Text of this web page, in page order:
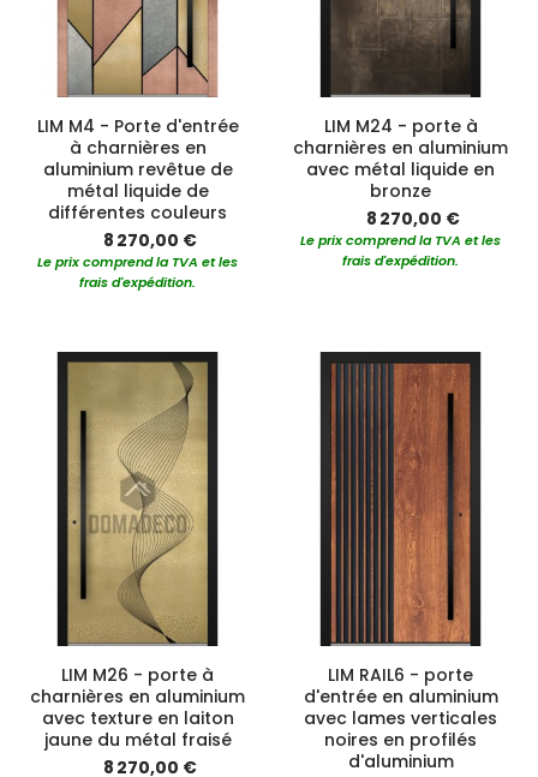
LIM M4 - Porte d'entrée
à charnières en
aluminium revêtue de
métal liquide de
différentes couleurs
8 270,00 €
Le prix comprend la TVA et les
frais d'expédition.
LIM M24 - porte à
charnières en aluminium
avec métal liquide en
bronze
8 270,00 €
Le prix comprend la TVA et les
frais d'expédition.
LIM M26 - porte à
charnières en aluminium
avec texture en laiton
jaune du métal fraisé
8 270,00 €
LIM RAIL6 - porte
d'entrée en aluminium
avec lames verticales
noires en profilés
d'aluminium